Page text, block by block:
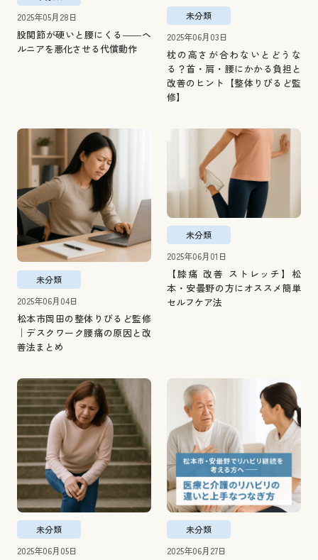
2025年05月28日
股関節が硬いと腰にくる――ヘ
ルニアを悪化させる代償動作
未分類
2025年06月03日
枕の高さが合わないとどうな
る？首・肩・腰にかかる負担と
改善のヒント【整体りびるど監
修】
未分類
2025年06月04日
松本市岡田の整体りびるど監修
｜デスクワーク腰痛の原因と改
善法まとめ
未分類
2025年06月01日
【膝痛 改善 ストレッチ】松
本・安曇野の方にオススメ簡単
セルフケア法
未分類
2025年06月05日
未分類
2025年06月27日